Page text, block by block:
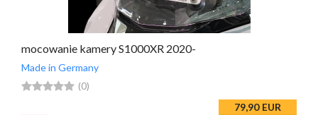
mocowanie kamery S1000XR 2020-
Made in Germany
 (0)
79,90 EUR